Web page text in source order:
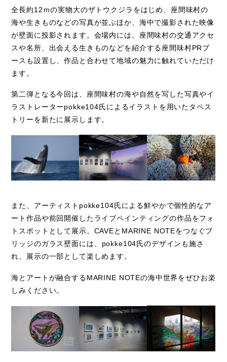
全長約12ｍの実物大のザトウクジラをはじめ、座間味村の
海や生きものなどの写真が並ぶほか、海中で撮影された映像
が壁面に投影されます。会場内には、座間味村の交通アクセ
スや名所、出会える生きものなどを紹介する座間味村PRブ
ースも設置し、作品と合わせて地域の魅力に触れていただけ
ます。
第二弾となる今回は、座間味村の海や自然を写した写真やイ
ラストレーターpokke104氏によるイラストを用いたタペス
トリーを新たに展示します。
また、アーティスト pokke104氏による鮮やかで個性的なア
ート作品や前回開催したライブペインティングの作品をフォ
トスポットとして展示。 CAVEと MARINE NOTEをつなぐブ
リッジのガラス壁面には、 pokke104氏のデザインも施さ
れ、展示の一部として楽しめます。
海とアートが融合するMARINE NOTEの海中世界をぜひお楽
しみください。